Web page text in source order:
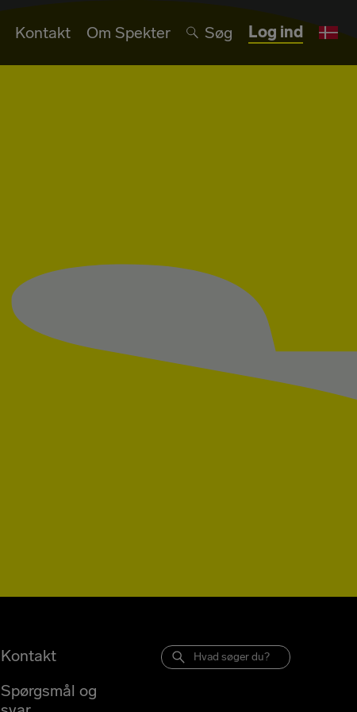
Kontakt Om Spekter Søg Log ind
Kontakt
Spørgsmål og